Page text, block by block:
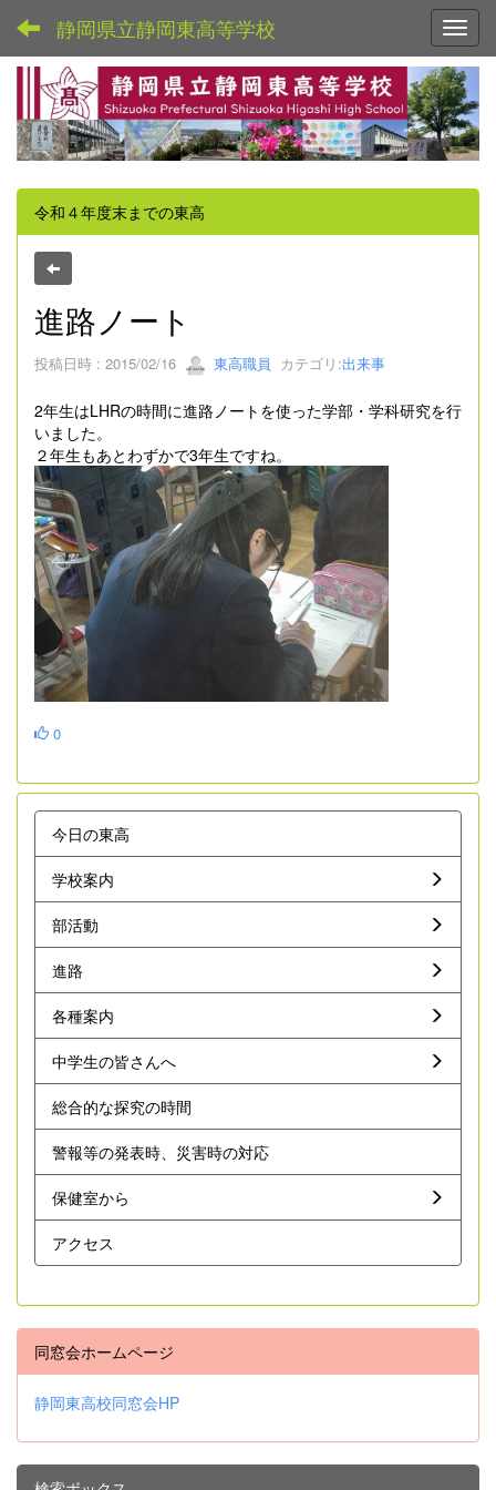
静岡県立静岡東高等学校
令和４年度末までの東高
進路ノート
投稿日時 : 2015/02/16 東高職員 カテゴリ:出来事
2年生はLHRの時間に進路ノートを使った学部・学科研究を行
いました。
２年生もあとわずかで3年生ですね。
0
今日の東高
学校案内
部活動
進路
各種案内
中学生の皆さんへ
総合的な探究の時間
警報等の発表時、災害時の対応
保健室から
アクセス
同窓会ホームページ
静岡東高校同窓会HP